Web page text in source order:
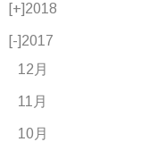
[+]2018
[-]2017
12月
11月
10月